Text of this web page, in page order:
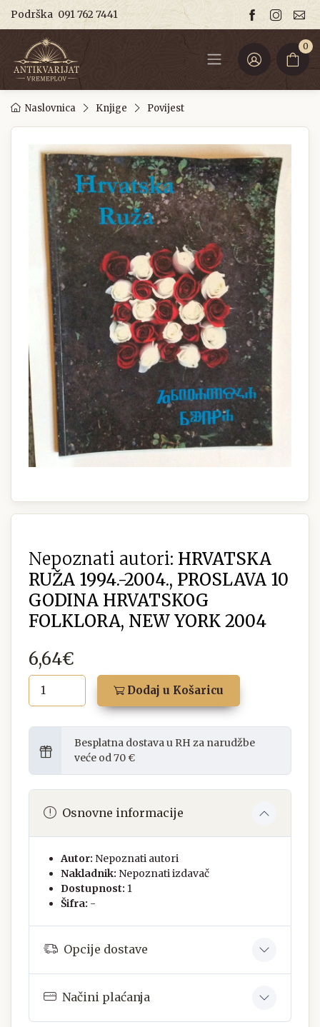
Podrška 091 762 7441
0
Naslovnica Knjige Povijest
Nepoznati autori: HRVATSKA
RUŽA 1994.-2004., PROSLAVA 10
GODINA HRVATSKOG
FOLKLORA, NEW YORK 2004
6,64€
Dodaj u Košaricu
Besplatna dostava u RH za narudžbe
veće od 70 €
Osnovne informacije
Autor: Nepoznati autori
Nakladnik: Nepoznati izdavač
Dostupnost: 1
Šifra: -
Opcije dostave
Načini plaćanja